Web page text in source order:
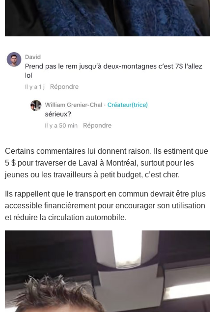
Certains commentaires lui donnent raison. Ils estiment que
5 $ pour traverser de Laval à Montréal, surtout pour les
jeunes ou les travailleurs à petit budget, c’est cher.
Ils rappellent que le transport en commun devrait être plus
accessible financièrement pour encourager son utilisation
et réduire la circulation automobile.